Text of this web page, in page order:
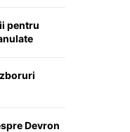
pentru
Devron